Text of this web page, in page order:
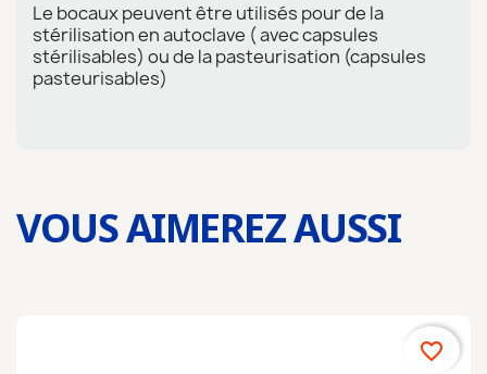
Le bocaux peuvent être utilisés pour de la
stérilisation en autoclave ( avec capsules
stérilisables) ou de la pasteurisation (capsules
pasteurisables)
VOUS AIMEREZ AUSSI
favorite_border